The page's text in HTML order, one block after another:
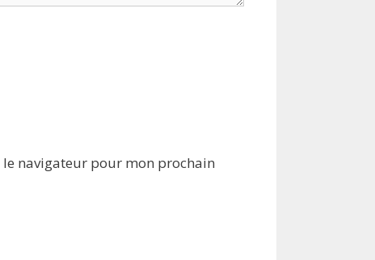
navigateur pour mon prochain